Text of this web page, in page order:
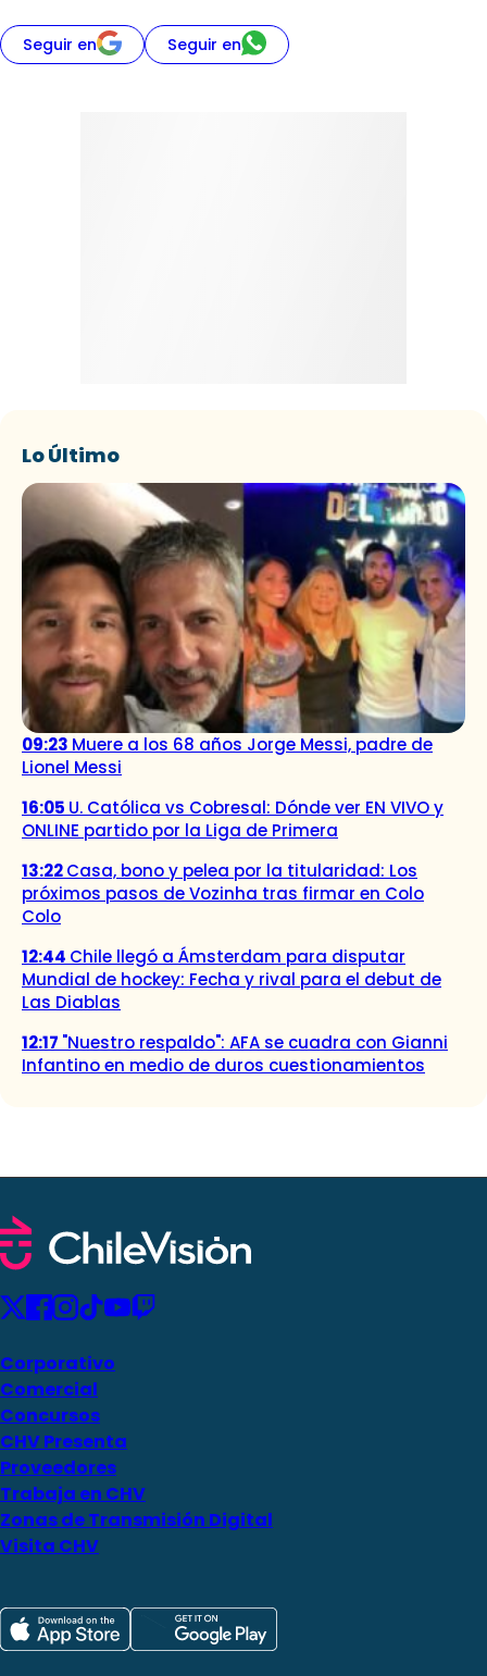
Seguir en Seguir en
Lo Último
09:23 Muere a los 68 años Jorge Messi, padre de
Lionel Messi
16:05 U. Católica vs Cobresal: Dónde ver EN VIVO y
ONLINE partido por la Liga de Primera
13:22Casa, bono y pelea por la titularidad: Los
próximos pasos de Vozinha tras firmar en Colo
Colo
12:44 Chile llegó a Ámsterdam para disputar
Mundial de hockey: Fecha y rival para el debut de
Las Diablas
12:17 "Nuestro respaldo": AFA se cuadra con Gianni
Infantino en medio de duros cuestionamientos
Corporativo
Comercial
Concursos
CHV Presenta
Proveedores
Trabaja en CHV
Zonas de Transmisión Digital
Visita CHV